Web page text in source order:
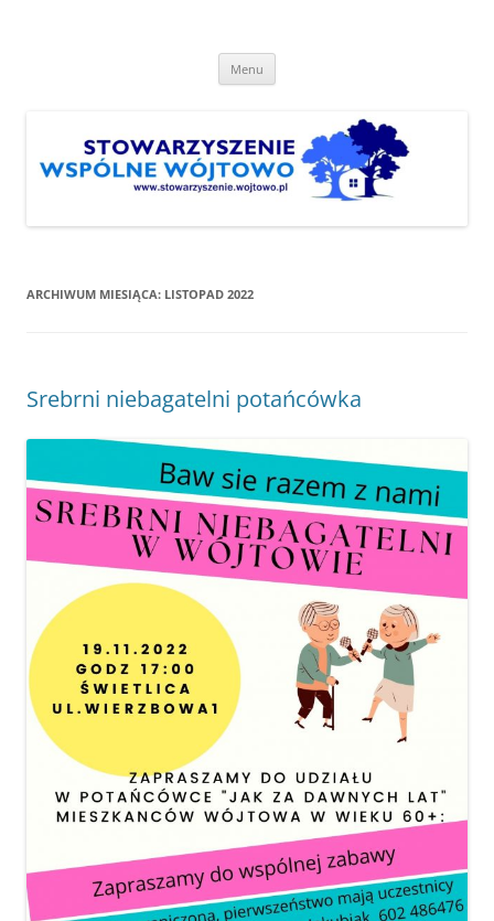
Wójtowo"
Menu
ARCHIWUM MIESIĄCA: LISTOPAD 2022
Srebrni niebagatelni potańcówka